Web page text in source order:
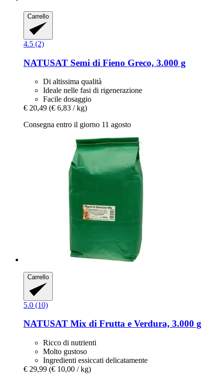
Carrello
4.5 (2)
NATUSAT Semi di Fieno Greco, 3.000 g
Di altissima qualità
Ideale nelle fasi di rigenerazione
Facile dosaggio
€ 20,49 (€ 6,83 / kg)
Consegna entro il giorno 11 agosto
Carrello
5.0 (10)
NATUSAT Mix di Frutta e Verdura, 3.000 g
Ricco di nutrienti
Molto gustoso
Ingredienti essiccati delicatamente
€ 29,99 (€ 10,00 / kg)